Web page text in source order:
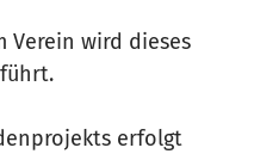
Verein wird dieses
erfolgt